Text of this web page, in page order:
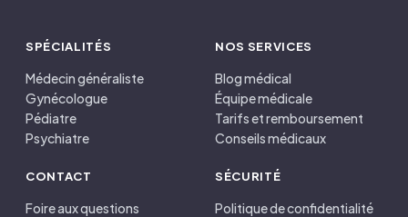
SPÉCIALITÉS
Médecin généraliste
Gynécologue
Pédiatre
Psychiatre
NOS SERVICES
Blog médical
Équipe médicale
Tarifs et remboursement
Conseils médicaux
CONTACT
Foire aux questions
SÉCURITÉ
Politique de confidentialité